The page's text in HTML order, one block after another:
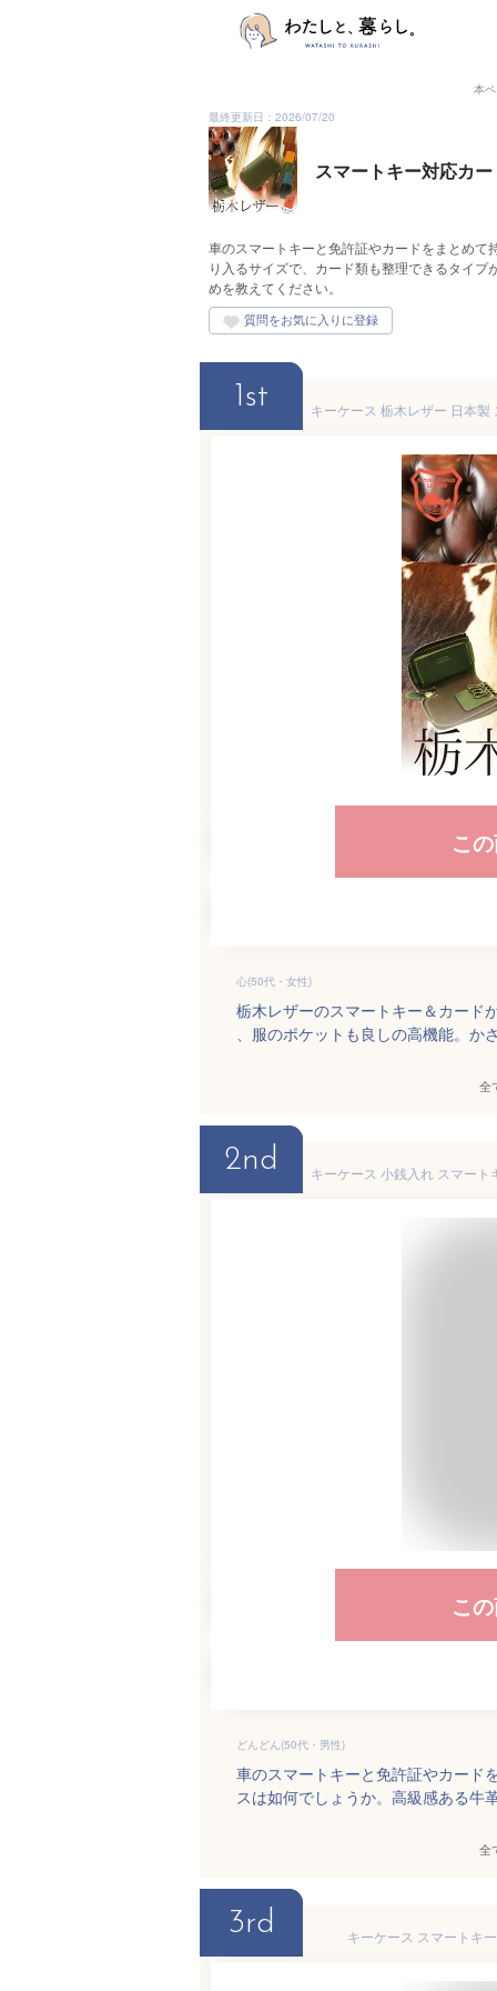
本
最終更新日：2026/07/20
スマートキー対応カ
車のスマートキーと免許証やカードをまとめ
り入るサイズで、カード類も整理できるタイ
めを教えてください。
1st
こ
心(50代・女性)
栃木レザーのスマートキー＆カード
、服のポケットも良しの高機能。
全
2nd
こ
どんどん(50代・男性)
車のスマートキーと免許証やカード
スは如何でしょうか。高級感ある牛
全
3rd キーケース スマートキ